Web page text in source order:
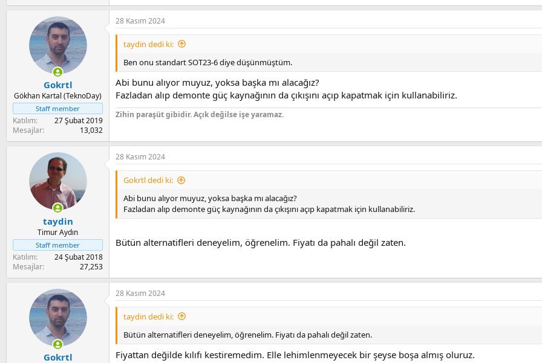
e
a
c
t
s
:
Gokrtl
Gökhan Kartal (TeknoDay)
Staff member
Katılım
27 Şubat 2019
Mesajlar
13,032
28 Kasım 2024
taydin dedi ki:
Ben onu standart SOT23-6 diye düşünmüştüm.
Abi bunu alıyor muyuz, yoksa başka mı alacağız?
Fazladan alıp demonte güç kaynağının da çıkışını açıp kapatmak için kullanabiliriz.
Zihin paraşüt gibidir. Açık değilse işe yaramaz.
taydin
Timur Aydın
Staff member
Katılım
24 Şubat 2018
Mesajlar
27,253
28 Kasım 2024
Gokrtl dedi ki:
Abi bunu alıyor muyuz, yoksa başka mı alacağız?
Fazladan alıp demonte güç kaynağının da çıkışını açıp kapatmak için kullanabiliriz.
Bütün alternatifleri deneyelim, öğrenelim. Fiyatı da pahalı değil zaten.
Gokrtl
28 Kasım 2024
taydin dedi ki:
Bütün alternatifleri deneyelim, öğrenelim. Fiyatı da pahalı değil zaten.
Fiyattan değilde kılıfı kestiremedim. Elle lehimlenmeyecek bir şeyse boşa almış oluruz.